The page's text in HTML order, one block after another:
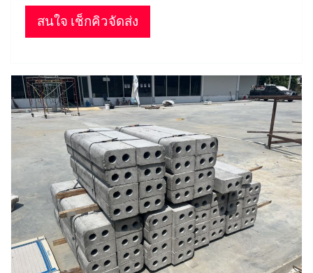
สนใจ เช็กคิวจัดส่ง